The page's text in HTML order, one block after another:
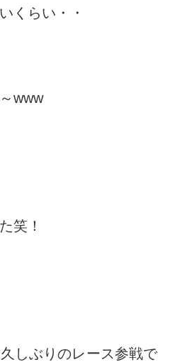
くらい・・
www
笑！
しぶりのレース参戦で